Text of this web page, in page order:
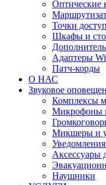
Оптические
Точки
Шкафы и
Адаптеры
Патч-корды
О НАС
Звуковое
Комплексы
Микрофоны
Микшеры и
Аксессуары
Наушники